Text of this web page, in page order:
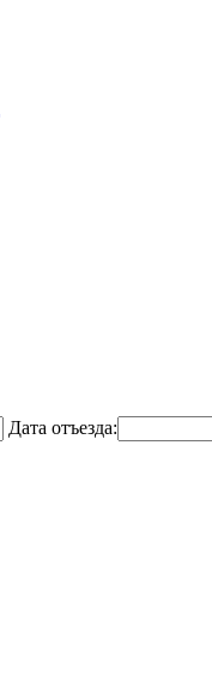
Дата отъезда: